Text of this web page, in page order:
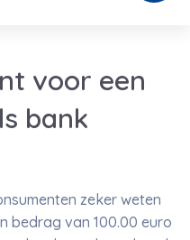
voor een
bank
zeker weten
bedrag van 100.00 euro